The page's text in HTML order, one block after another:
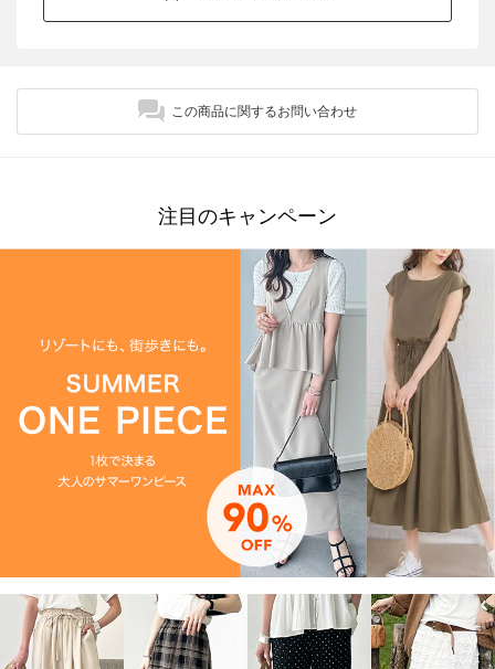
この商品に関するお問い合わせ
注目のキャンペーン